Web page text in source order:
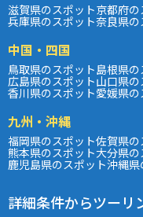
滋賀県のスポット京都府の
兵庫県のスポット奈良県の
中国・四国
鳥取県のスポット島根県の
広島県のスポット山口県の
香川県のスポット愛媛県の
九州・沖縄
福岡県のスポット佐賀県の
熊本県のスポット大分県の
鹿児島県のスポット沖縄県
詳細条件からツーリ